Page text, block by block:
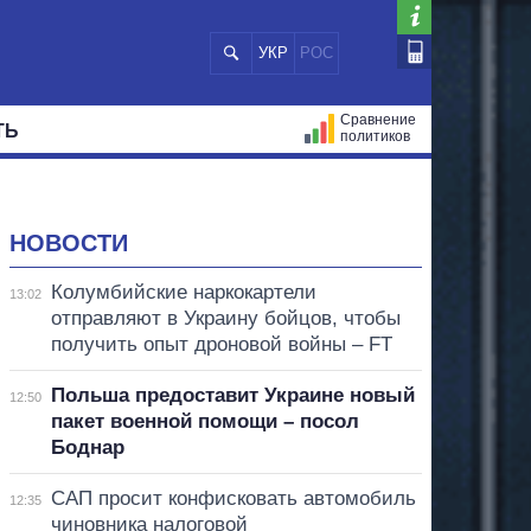
УКР РОС
Сравнение
политиков
НОВОСТИ
13:02
Колумбийские наркокартели
отправляют в Украину бойцов, чтобы
получить опыт дроновой войны – FT
12:50
Польша предоставит Украине новый
пакет военной помощи – посол
Боднар
12:35
САП просит конфисковать автомобиль
чиновника налоговой